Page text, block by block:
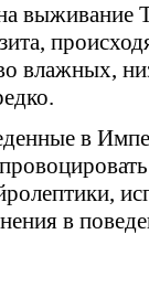
выживание
влажных,
в
в